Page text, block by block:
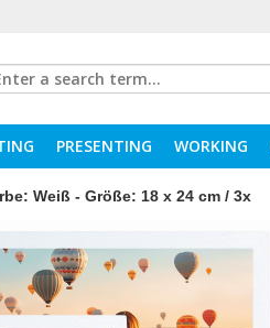
PRESENTING WORKING
Weiß - Größe: 18 x 24 cm / 3x